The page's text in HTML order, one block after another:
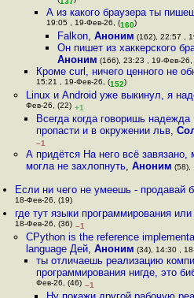
А из какого браузера ты
19:05 , 19-Фев-26, (160)
Falkon, Аноним (162), 22:57 ,
Он пишет из хаккерского
Аноним (166), 23:23 , 19-Фев-26,
Кроме curl, ничего ценного не
15:21 , 19-Фев-26, (152)
Linux и Android уже выкинул, я
Фев-26, (22) +1
Всегда когда говоришь
пропасти и в окружении льв,
–1
А придётся На него всё
могла не захлопнуть, Аноним (58),
Если ни чего не умеешь - продавай
18-Фев-26, (19)
где тут языки программирования
18-Фев-26, (36) –1
CPython is the reference
language Дей, Аноним (34), 14:30 ,
ты отличаешь реализацию
программирования нигде, это
Фев-26, (46) –1